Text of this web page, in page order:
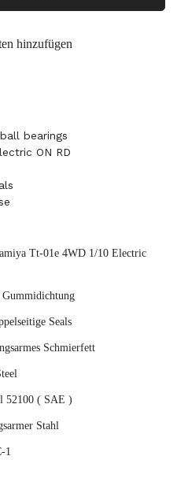
hinzufügen
bearings
ON RD
Tt-01e 4WD 1/10 Electric
Gummidichtung
Seals
Schmierfett
52100 ( SAE )
Stahl
1